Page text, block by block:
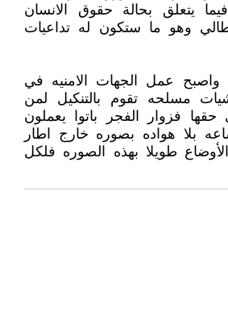
يتعلق بحالة حقوق الانسان
وهو ما ستكون له تداعيات
عمل الجهات الامنيه في
مسلحه تقوم بالتنكيل لمن
فزوار الفجر باتوا يعملون
بلا هواده بصوره خارج اطار
طويلا بهذه الصوره فلكل